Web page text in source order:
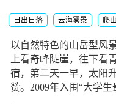
日出日落 云海雾景 爬山
以自然特色的山岳型风
上看奇峰陡崖，往下看
宿，第二天一早，太阳
赞。2009年入围“大学生